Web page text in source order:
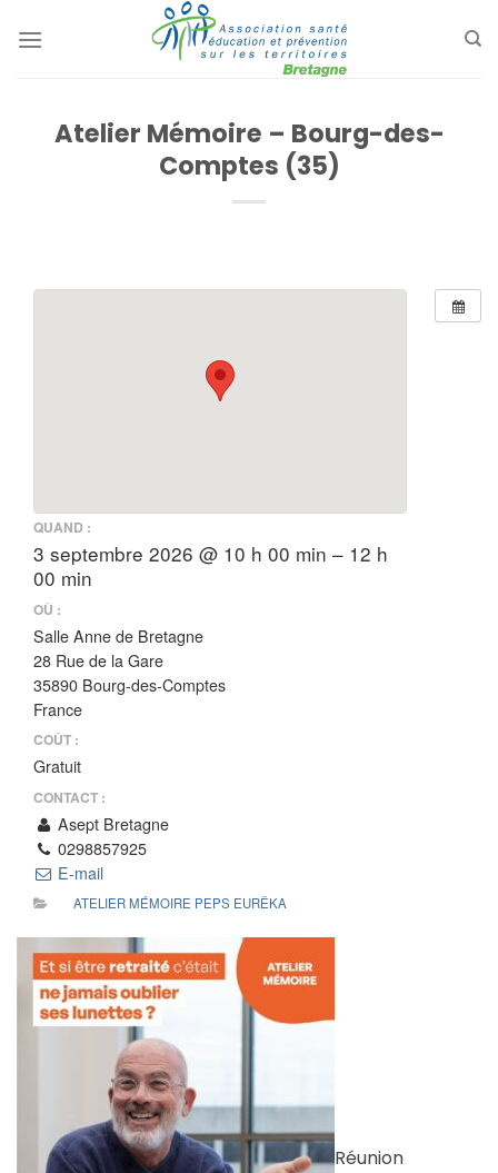
au
Atelier Mémoire – Bourg-des-
Comptes (35)
QUAND :
3 septembre 2026 @ 10 h 00 min – 12 h
00 min
OÙ :
Salle Anne de Bretagne
28 Rue de la Gare
35890 Bourg-des-Comptes
France
COÛT :
Gratuit
CONTACT :
Asept Bretagne
0298857925
E-mail
ATELIER MÉMOIRE PEPS EURÊKA
Réunion